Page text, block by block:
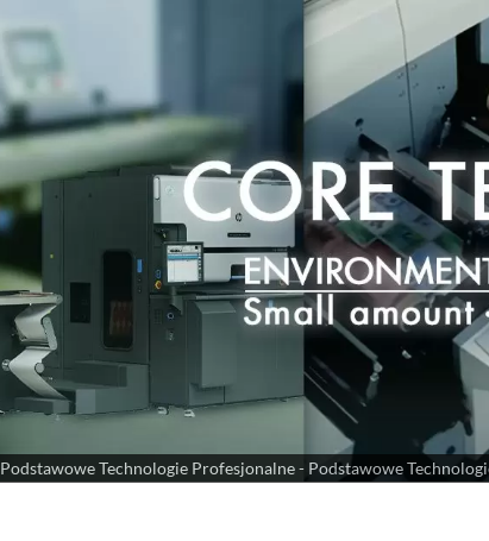
Podstawowe Technologie Profesjonalne - Podstawowe